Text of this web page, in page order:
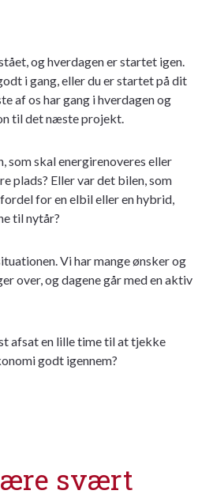
og hverdagen er startet igen.
i gang, eller du er startet på dit
af os har gang i hverdagen og
til det næste projekt.
som skal energirenoveres eller
plads? Eller var det bilen, som
for en elbil eller en hybrid,
til nytår?
Vi har mange ønsker og
over, og dagene går med en aktiv
afsat en lille time til at tjekke
godt igennem?
svært